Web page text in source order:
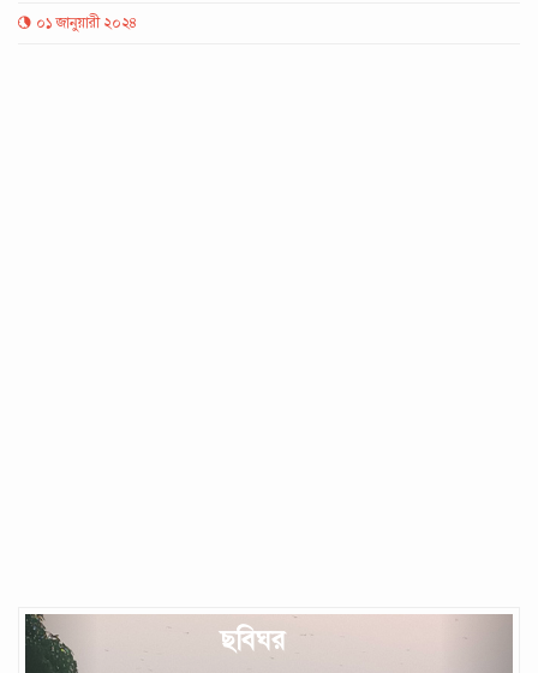
০১ জানুয়ারী ২০২৪
ছবিঘর